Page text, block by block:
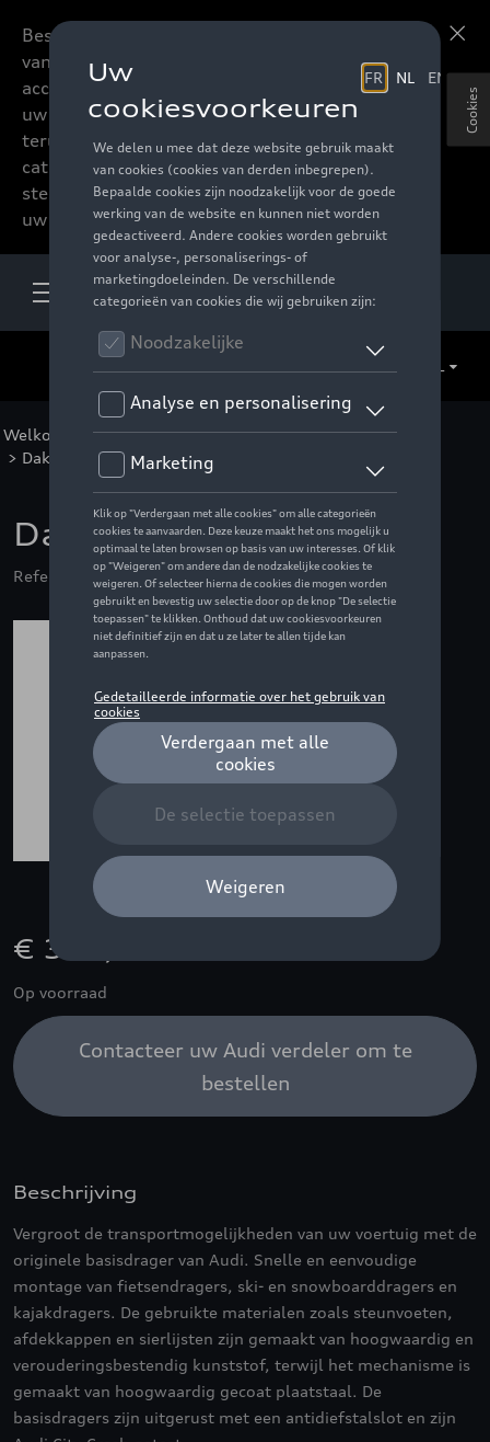
Beste accessoires-lovers,
vanaf nu kan u het hele
accessoire assortiment van
uw favoriete merk
terugvinden in de online
catalogus. Deze kunnen
steeds besteld worden via
uw verdeler.
Welkom Catalogus Audi >Transport >Allesdragers
> Dakdragers > Detail
Dakdrager
Referentie: 8B5071126
€ 320,00
Op voorraad
Contacteer uw Audi verdeler om te
bestellen
Beschrijving
Vergroot de transportmogelijkheden van uw voertuig met de
originele basisdrager van Audi. Snelle en eenvoudige
montage van fietsendragers, ski- en snowboarddragers en
kajakdragers. De gebruikte materialen zoals steunvoeten,
afdekkappen en sierlijsten zijn gemaakt van hoogwaardig en
verouderingsbestendig kunststof, terwijl het mechanisme is
gemaakt van hoogwaardig gecoat plaatstaal. De
basisdragers zijn uitgerust met een antidiefstalslot en zijn
Cookies